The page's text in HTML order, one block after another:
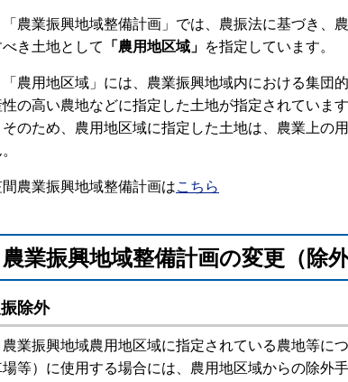
農業振興地域整備計画」では、農振法に基づき、
き土地として
「農用地区域」 を指定しています。
農用地区域」には、農業振興地域内における集団
性の高い農地などに指定した土地が指定されています
のため、農用地区域に指定した土地は、農業上の
間農業振興地域整備計画はこちら
農業振興地域整備計画の変更（除
除外
業振興地域農用地区域に指定されている農地等に
場等）に使用する場合には、農用地区域からの除外